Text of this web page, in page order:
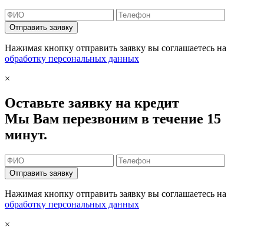
Отправить заявку
Нажимая кнопку отправить заявку вы соглашаетесь на
обработку персональных данных
×
Оставьте заявку на кредит
Мы Вам перезвоним в течение 15
минут.
Отправить заявку
Нажимая кнопку отправить заявку вы соглашаетесь на
обработку персональных данных
×